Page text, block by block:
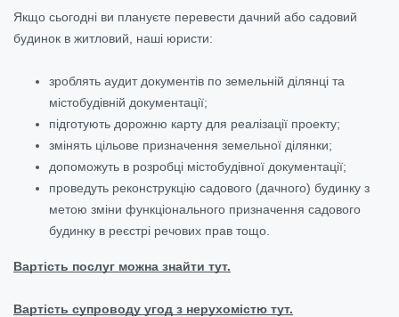
Якщо сьогодні ви плануєте перевести дачний або садовий
будинок в житловий, наші юристи:
зроблять аудит документів по земельній ділянці та
містобудівній документації;
підготують дорожню карту для реалізації проекту;
змінять цільове призначення земельної ділянки;
допоможуть в розробці містобудівної документації;
проведуть реконструкцію садового (дачного) будинку з
метою зміни функціонального призначення садового
будинку в реєстрі речових прав тощо.
Вартість послуг можна знайти тут.
Вартість супроводу угод з нерухомістю тут.